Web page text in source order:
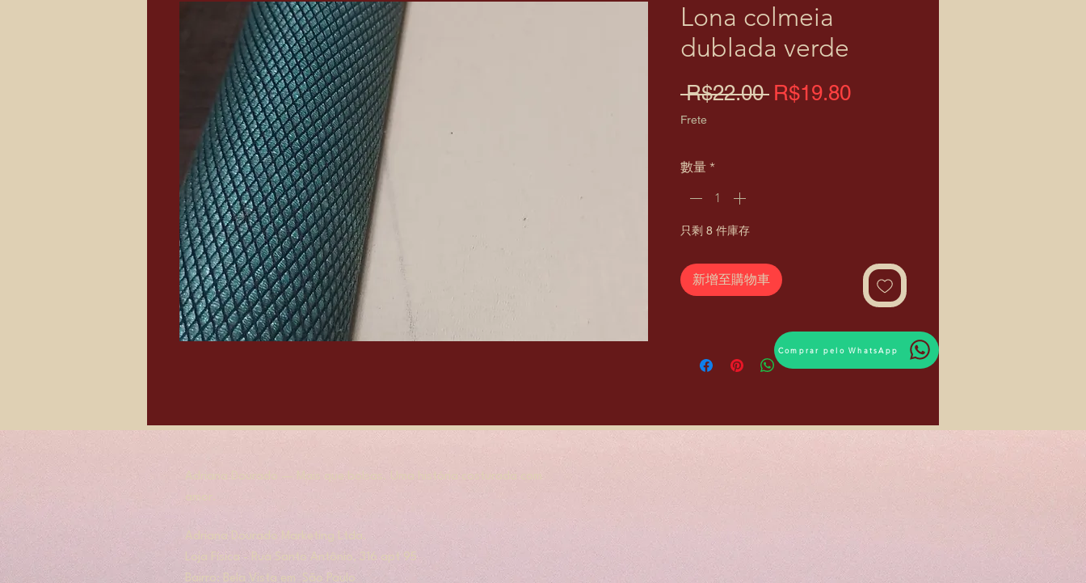
Lona colmeia
dublada verde
R$22.00 一
R$19.80促
Frete
數量 *
只剩 8 件庫存
新增至購物車
Comprar pelo WhatsApp
Adriana Dourado — Mais que bolsas. Uma história costurada com
amor.
​​Adriana Dourado Marketing Ltda.
Loja Física - Rua Santo Antônio, 316 apt 95
Bairro: Bela Vista em São Paulo